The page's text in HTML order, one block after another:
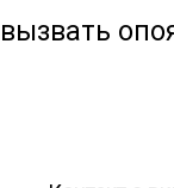
вызвать